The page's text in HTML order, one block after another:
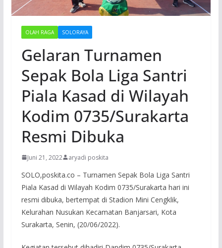
OLAH RAGA SOLORAYA
Gelaran Turnamen
Sepak Bola Liga Santri
Piala Kasad di Wilayah
Kodim 0735/Surakarta
Resmi Dibuka
Juni 21, 2022 aryadi poskita
SOLO,poskita.co – Turnamen Sepak Bola Liga Santri
Piala Kasad di Wilayah Kodim 0735/Surakarta hari ini
resmi dibuka, bertempat di Stadion Mini Cengklik,
Kelurahan Nusukan Kecamatan Banjarsari, Kota
Surakarta, Senin, (20/06/2022).